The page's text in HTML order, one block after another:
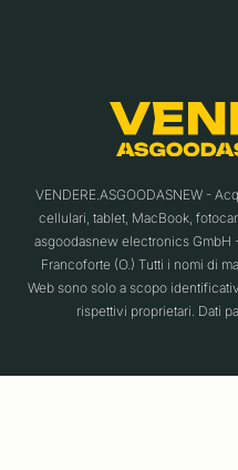
VENDERE.ASGOODASNEW -
cellulari, tablet, MacBook,
asgoodasnew electronics GmbH
Francoforte (O.) Tutti i nomi di
Web sono solo a scopo
rispettivi proprietari. Dati